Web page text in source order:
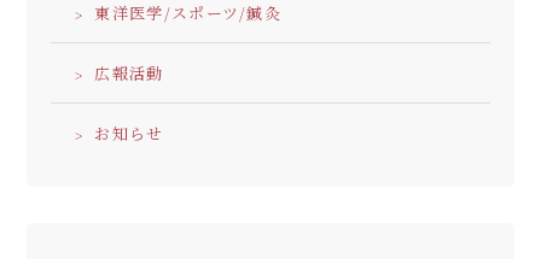
東洋医学/スポーツ/鍼灸
広報活動
お知らせ